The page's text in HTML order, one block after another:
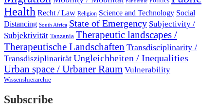
Health Recht / Law Religion Science and Technology Social
Distancing South Africa State of Emergency Subjectivity /
Subjektivität Tanzania Therapeutic landscapes /
Therapeutische Landschaften Transdisciplinarity /
Transdisziplinarität Ungleichheiten / Inequalities
Urban space / Urbaner Raum Vulnerability
Wissenshierarchie
Subscribe